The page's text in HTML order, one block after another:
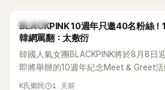
K-POP
BLACKPINK 10週年只邀40名粉絲！
韓網罵翻：太敷衍
韓國人氣女團BLACKPINK將於8月8日
即將舉辦的10週年紀念Meet & Greet
合體。根據韓媒《MyDaily》7日報導，
K氏鄉民 1 天前